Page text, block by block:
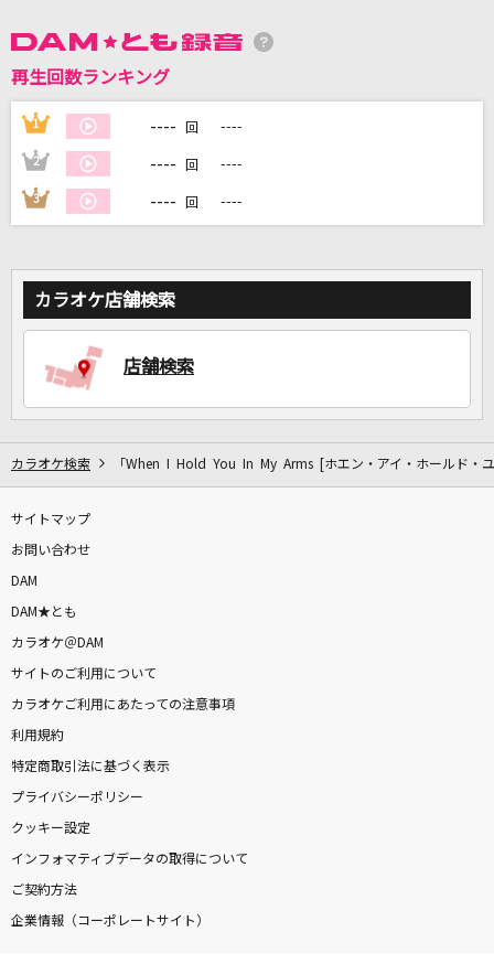
DAMに会員登録・ログインして
家族や友達と一緒に！練習にも！
再生回数ランキング
1 ---- 回 ----
2 ---- 回 ----
3 ---- 回 ----
カラオケ店舗検索
店舗検索
カラオケ検索 「When I Hold You In My Arms [ホエン・アイ・ホールド・
サイトマップ
お問い合わせ
DAM
DAM★とも
カラオケ＠DAM
サイトのご利用について
カラオケご利用にあたっての注意事項
利用規約
特定商取引法に基づく表示
プライバシーポリシー
クッキー設定
インフォマティブデータの取得について
ご契約方法
企業情報（コーポレートサイト）